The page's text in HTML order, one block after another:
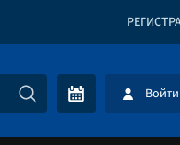
Войти